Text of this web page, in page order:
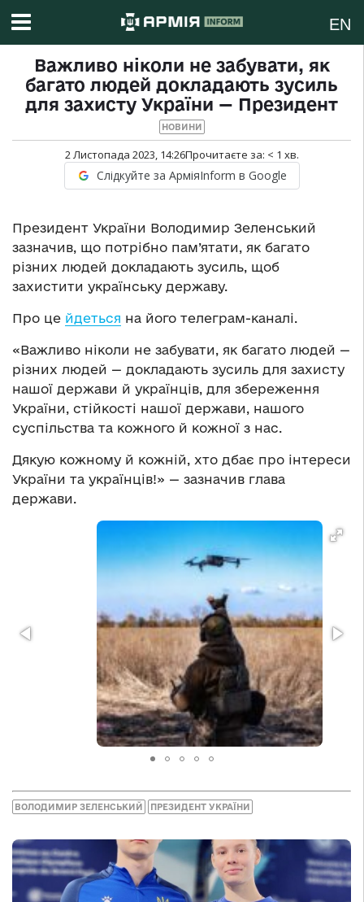
EN
Важливо ніколи не забувати, як
багато людей докладають зусиль
для захисту України — Президент
НОВИНИ
2 Листопада 2023, 14:26Прочитаєте за: < 1 хв.
Слідкуйте за АрміяInform в Google
Президент України Володимир Зеленський
зазначив, що потрібно пам’ятати, як багато
різних людей докладають зусиль, щоб
захистити українську державу.
Про це йдеться на його телеграм-каналі.
«Важливо ніколи не забувати, як багато людей —
різних людей — докладають зусиль для захисту
нашої держави й українців, для збереження
України, стійкості нашої держави, нашого
суспільства та кожного й кожної з нас.
Дякую кожному й кожній, хто дбає про інтереси
України та українців!» — зазначив глава
держави.
ВОЛОДИМИР ЗЕЛЕНСЬКИЙ ПРЕЗИДЕНТ УКРАЇНИ